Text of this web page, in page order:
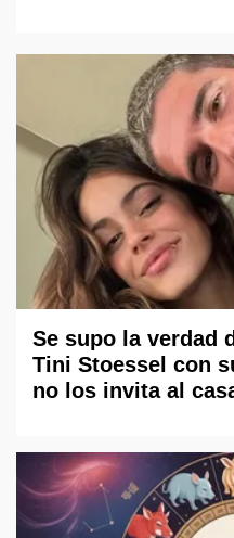
Se supo la verdad
Tini Stoessel con
no los invita al